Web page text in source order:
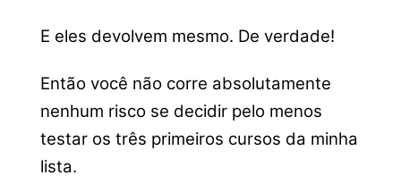
E eles devolvem mesmo. De verdade!
Então você não corre absolutamente
nenhum risco se decidir pelo menos
testar os três primeiros cursos da minha
lista.